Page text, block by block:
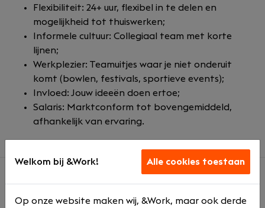
Flexibiliteit: 24+ uur, flexibel in te delen en
mogelijkheid tot thuiswerken;
Informele cultuur: Collegiaal team met korte
lijnen;
Werkplezier: Teamuitjes waar je niet onderuit
komt (bowlen, festivals, sportieve events);
Invloed: Jouw ideeën doen ertoe;
Salaris: Marktconform tot bovengemiddeld,
afhankelijk van ervaring.
Welkom bij &Work! Alle cookies toestaan
Op onze website maken wij, &Work, maar ook derde